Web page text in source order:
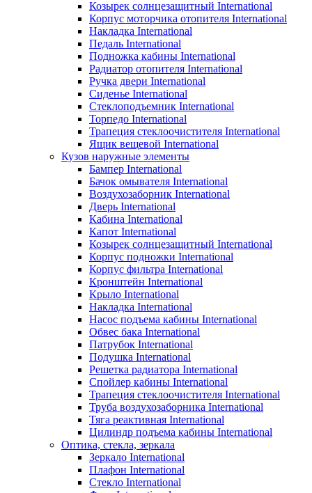
Козырек солнцезащитный International
Корпус моторчика отопителя International
Накладка International
Педаль International
Подножка кабины International
Радиатор отопителя International
Ручка двери International
Сиденье International
Стеклоподъемник International
Торпедо International
Трапеция стеклоочистителя International
Ящик вещевой International
Кузов наружные элементы
Бампер International
Бачок омывателя International
Воздухозаборник International
Дверь International
Кабина International
Капот International
Козырек солнцезащитный International
Корпус подножки International
Корпус фильтра International
Кронштейн International
Крыло International
Накладка International
Насос подъема кабины International
Обвес бака International
Патрубок International
Подушка International
Решетка радиатора International
Спойлер кабины International
Трапеция стеклоочистителя International
Труба воздухозаборника International
Тяга реактивная International
Цилиндр подъема кабины International
Оптика, стекла, зеркала
Зеркало International
Плафон International
Стекло International